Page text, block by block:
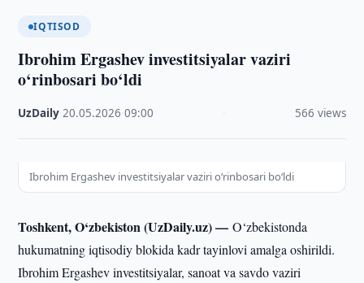
IQTISOD
Ibrohim Ergashev investitsiyalar vaziri
o‘rinbosari bo‘ldi
UzDaily ·20.05.2026 ·09:00 566 views
Ibrohim Ergashev investitsiyalar vaziri o‘rinbosari bo‘ldi
Toshkent, O‘zbekiston (UzDaily.uz) —O‘zbekistonda
hukumatning iqtisodiy blokida kadr tayinlovi amalga oshirildi.
Ibrohim Ergashev investitsiyalar, sanoat va savdo vaziri